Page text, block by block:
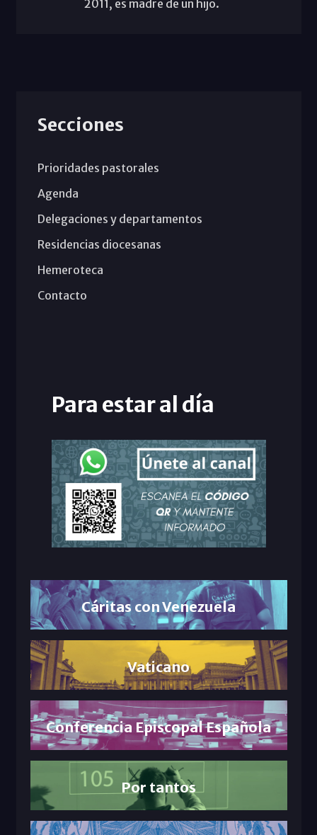
2011, es madre de un hijo.
Secciones
Prioridades pastorales
Agenda
Delegaciones y departamentos
Residencias diocesanas
Hemeroteca
Contacto
Para estar al día
Cáritas con Venezuela
Vaticano
Conferencia Episcopal Española
Por tantos